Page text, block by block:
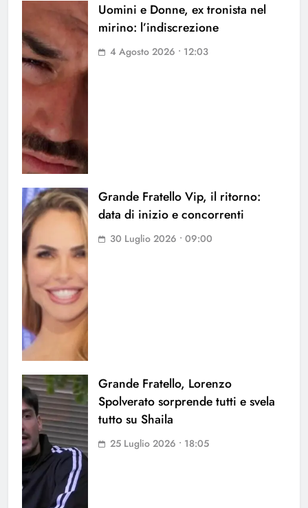
Uomini e Donne, ex tronista nel
mirino: l’indiscrezione
4 Agosto 2026 • 12:03
Grande Fratello Vip, il ritorno:
data di inizio e concorrenti
30 Luglio 2026 • 09:00
Grande Fratello, Lorenzo
Spolverato sorprende tutti e svela
tutto su Shaila
25 Luglio 2026 • 18:05